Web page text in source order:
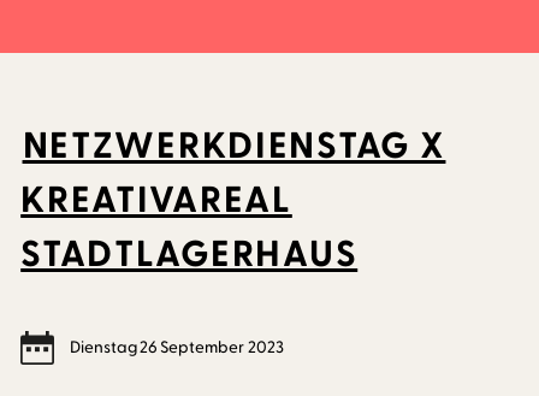
NETZWERKDIENSTAG X
KREATIVAREAL
STADTLAGERHAUS
Dienstag26September2023